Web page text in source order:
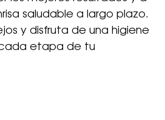
saludable a largo plazo.
y disfruta de una higiene
etapa de tu